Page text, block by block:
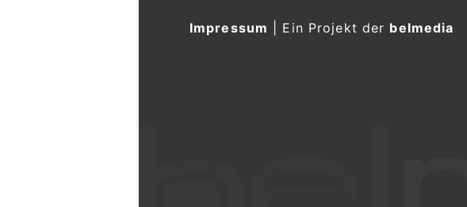
Impressum Ein Projekt der belmedia